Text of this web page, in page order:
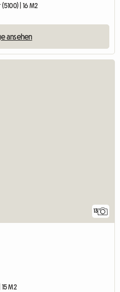
| 16 M2
ansehen
13
M2